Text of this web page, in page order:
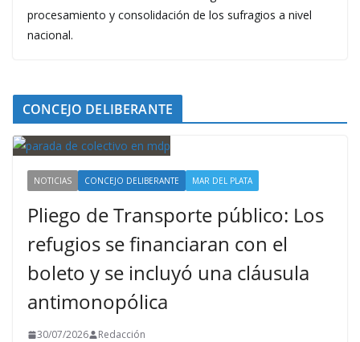
procesamiento y consolidación de los sufragios a nivel
nacional.
CONCEJO DELIBERANTE
NOTICIAS CONCEJO DELIBERANTE MAR DEL PLATA
Pliego de Transporte público: Los
refugios se financiaran con el
boleto y se incluyó una cláusula
antimonopólica
30/07/2026 Redacción